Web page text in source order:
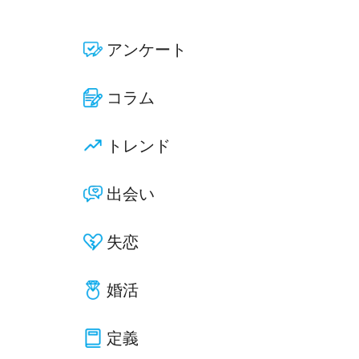
アンケート
コラム
トレンド
出会い
失恋
婚活
定義